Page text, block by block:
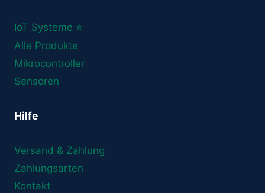
IoT Systeme ⭐
Alle Produkte
Mikrocontroller
Sensoren
Hilfe
Versand & Zahlung
Zahlungsarten
Kontakt